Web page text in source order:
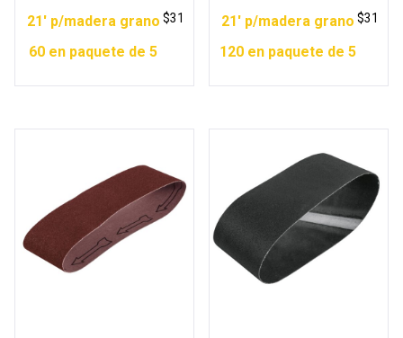
21′ p/madera grano
60 en paquete de 5
$31
21′ p/madera grano
120 en paquete de 5
$31